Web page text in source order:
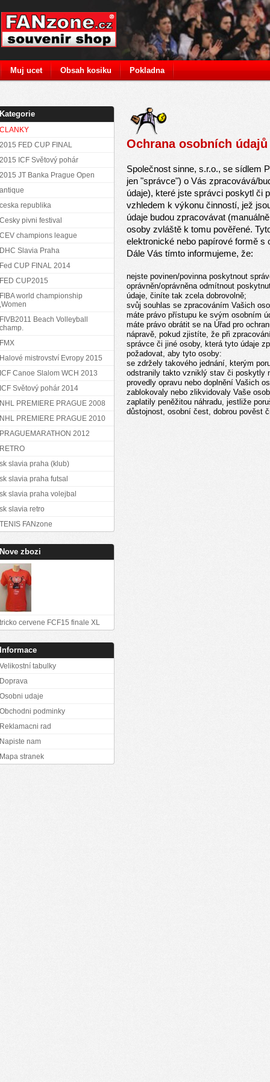
Ochrana osobních údajů
Společnost sinne, s.r.o., se sídlem
jen "správce") o Vás zpracovává/
údaje), které jste správci poskytl či
vzhledem k výkonu činností, jež
údaje budou zpracovávat
osoby zvláště k tomu pověřené.
elektronické nebo papírové formě
Dále Vás tímto informujeme, že:
nejste povinen/povinna poskytnout
oprávněn/oprávněna odmítnout
údaje, činíte tak zcela dobrovolně;
svůj souhlas se zpracováním Vašich
máte právo přístupu ke svým osobním
máte právo obrátit se na Úřad pro
nápravě, pokud zjistíte, že při
správce či jiné osoby, která tyto údaje
požadovat, aby tyto osoby:
se zdržely takového jednání, kterým
odstranily takto vzniklý stav či poskytly
provedly opravu nebo doplnění Vašich
zablokovaly nebo zlikvidovaly Vaše
zaplatily peněžitou náhradu, jestliže
důstojnost, osobní čest, dobrou pověst
Kategorie
CLANKY
2015 FED CUP FINAL
2015 ICF Světový pohár
2015 JT Banka Prague Open
antique
ceska republika
Cesky pivni festival
CEV champions league
DHC Slavia Praha
Fed CUP FINAL 2014
FED CUP2015
FIBA world championship
,Women
FIVB2011 Beach Volleyball
champ.
FMX
Halové mistrovství Evropy 2015
ICF Canoe Slalom WCH 2013
ICF Světový pohár 2014
NHL PREMIERE PRAGUE 2008
NHL PREMIERE PRAGUE 2010
PRAGUEMARATHON 2012
RETRO
sk slavia praha (klub)
sk slavia praha futsal
sk slavia praha volejbal
sk slavia retro
TENIS FANzone
Nove zbozi
tricko cervene FCF15 finale XL
Informace
Velikostní tabulky
Doprava
Osobni udaje
Obchodni podminky
Reklamacni rad
Napiste nam
Mapa stranek
Muj ucet Obsah kosiku Pokladna